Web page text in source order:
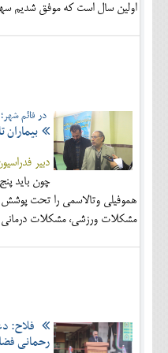
اولين سال است كه موفق شديم
در قائم شهر؛
بیماران
دبیر
چون باید پنج
هموفیلی وتالاسمی را تحت پوشش
مشکلات ورزشی، مشکلات درمانی
فلاح:
رحمانی